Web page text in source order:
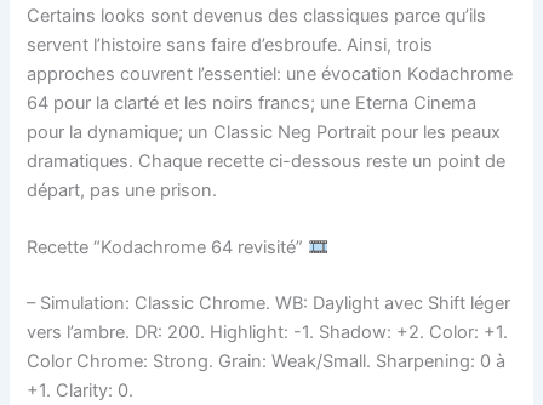
Certains looks sont devenus des classiques parce qu’ils
servent l’histoire sans faire d’esbroufe. Ainsi, trois
approches couvrent l’essentiel: une évocation Kodachrome
64 pour la clarté et les noirs francs; une Eterna Cinema
pour la dynamique; un Classic Neg Portrait pour les peaux
dramatiques. Chaque recette ci-dessous reste un point de
départ, pas une prison.
Recette “Kodachrome 64 revisité”
– Simulation: Classic Chrome. WB: Daylight avec Shift léger
vers l’ambre. DR: 200. Highlight: -1. Shadow: +2. Color: +1.
Color Chrome: Strong. Grain: Weak/Small. Sharpening: 0 à
+1. Clarity: 0.